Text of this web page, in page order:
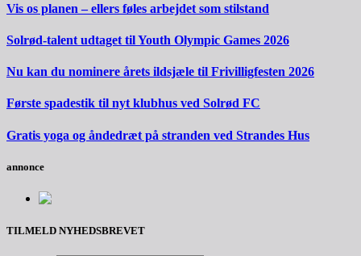
Vis os planen – ellers føles arbejdet som stilstand
Solrød-talent udtaget til Youth Olympic Games 2026
Nu kan du nominere årets ildsjæle til Frivilligfesten 2026
Første spadestik til nyt klubhus ved Solrød FC
Gratis yoga og åndedræt på stranden ved Strandes Hus
annonce
TILMELD NYHEDSBREVET